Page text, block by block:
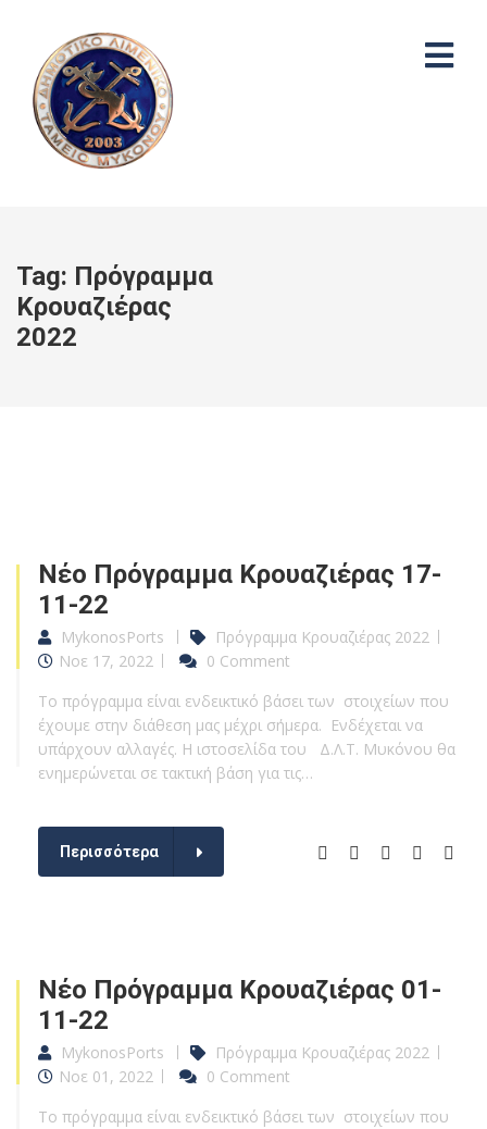
Tag: Πρόγραμμα
Κρουαζιέρας
2022
Νέο Πρόγραμμα Κρουαζιέρας 17-
11-22
MykonosPorts
Πρόγραμμα Κρουαζιέρας 2022
Νοε 17, 2022
0 Comment
Το πρόγραμμα είναι ενδεικτικό βάσει των στοιχείων που
έχουμε στην διάθεση μας μέχρι σήμερα. Ενδέχεται να
υπάρχουν αλλαγές. Η ιστοσελίδα του Δ.Λ.Τ. Μυκόνου θα
ενημερώνεται σε τακτική βάση για τις…
Περισσότερα
Νέο Πρόγραμμα Κρουαζιέρας 01-
11-22
MykonosPorts
Πρόγραμμα Κρουαζιέρας 2022
Νοε 01, 2022
0 Comment
Το πρόγραμμα είναι ενδεικτικό βάσει των στοιχείων που